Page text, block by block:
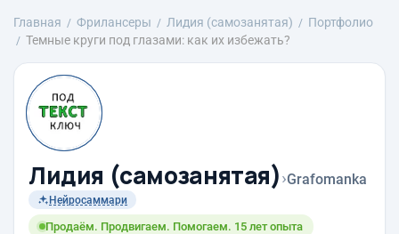
Главная Фрилансеры Лидия (самозанятая)
Портфолио
Темные круги под глазами: как их избежать?
Лидия (самозанятая)›Grafomanka
Нейросаммари
Продаём. Продвигаем. Помогаем. 15 лет опыта